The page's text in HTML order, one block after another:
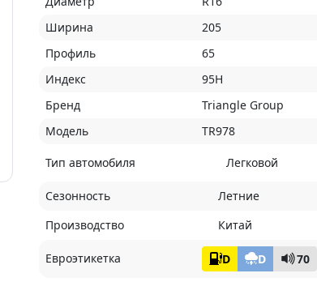
Ширина
205
Профиль
65
Индекс
95H
Бренд
Triangle Group
Модель
TR978
Тип автомобиля Легковой
Сезонность
Летние
Производство
Китай
Евроэтикетка D D 70